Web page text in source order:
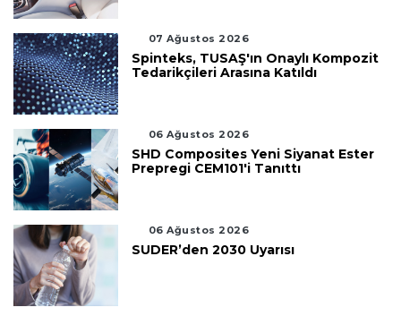
07 Ağustos 2026
Spinteks, TUSAŞ'ın Onaylı Kompozit
Tedarikçileri Arasına Katıldı
06 Ağustos 2026
SHD Composites Yeni Siyanat Ester
Prepregi CEM101'i Tanıttı
06 Ağustos 2026
SUDER’den 2030 Uyarısı